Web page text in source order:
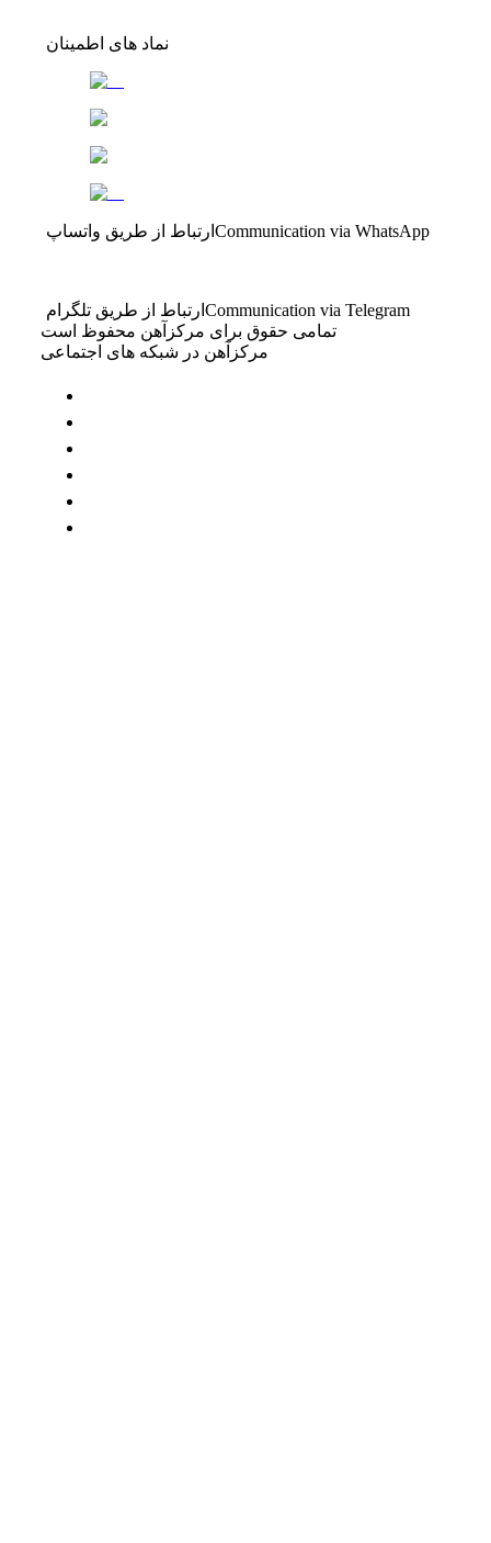
نماد های اطمینان
ارتباط از طریق واتساپ Communication via WhatsApp
ارتباط از طریق تلگرام Communication via Telegram
تمامی حقوق برای مرکزآهن محفوظ است
مرکزآهن در شبکه های اجتماعی